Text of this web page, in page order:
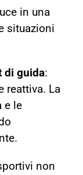
in una
situazioni
di guida:
reattiva. La
e le
non